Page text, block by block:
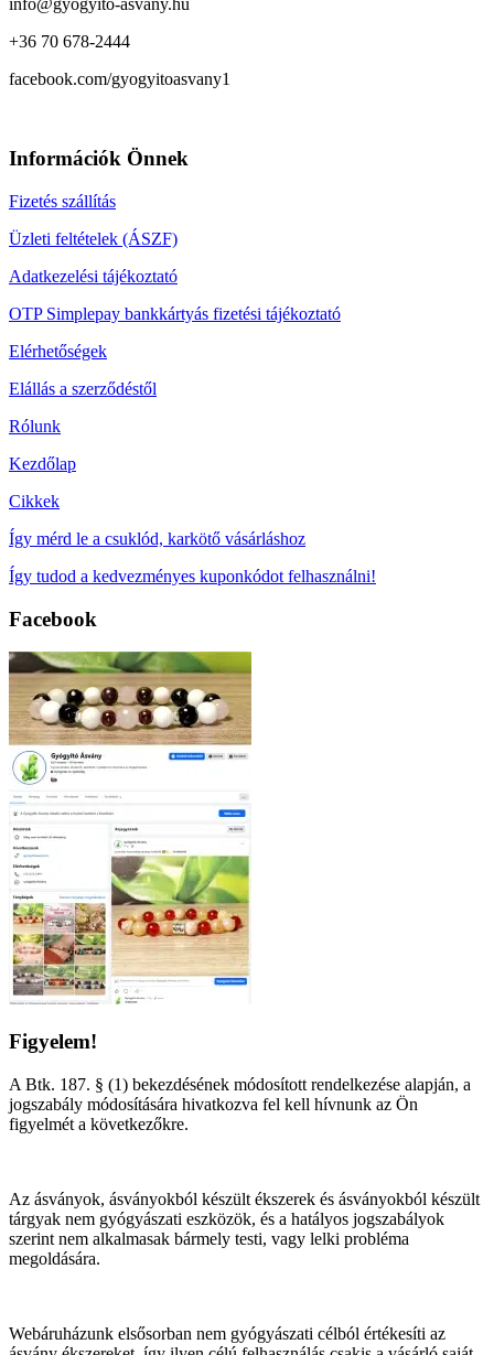
+36 70 678-2444
facebook.com/gyogyitoasvany1
Információk Önnek
Fizetés szállítás
Üzleti feltételek (ÁSZF)
Adatkezelési tájékoztató
OTP Simplepay bankkártyás fizetési tájékoztató
Elérhetőségek
Elállás a szerződéstől
Rólunk
Kezdőlap
Cikkek
Így mérd le a csuklód, karkötő vásárláshoz
Így tudod a kedvezményes kuponkódot felhasználni!
Facebook
Figyelem!
A Btk. 187. § (1) bekezdésének módosított rendelkezése alapján, a
jogszabály módosítására hivatkozva fel kell hívnunk az Ön
figyelmét a következőkre.
Az ásványok, ásványokból készült ékszerek és ásványokból készült
tárgyak nem gyógyászati eszközök, és a hatályos jogszabályok
szerint nem alkalmasak bármely testi, vagy lelki probléma
megoldására.
Webáruházunk elsősorban nem gyógyászati célból értékesíti az